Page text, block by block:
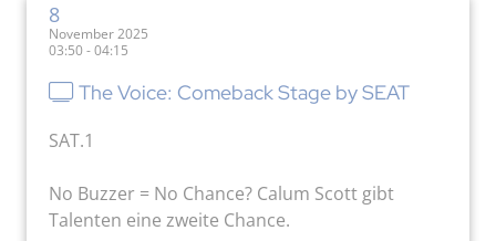
8
November 2025
03:50 - 04:15
The Voice: Comeback Stage by SEAT
SAT.1
No Buzzer = No Chance? Calum Scott gibt
Talenten eine zweite Chance.